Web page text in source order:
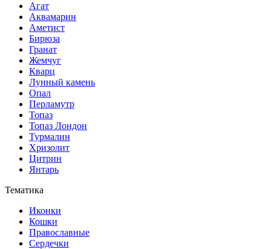
Агат
Аквамарин
Аметист
Бирюза
Гранат
Жемчуг
Кварц
Лунный камень
Опал
Перламутр
Топаз
Топаз Лондон
Турмалин
Хризолит
Цитрин
Янтарь
Тематика
Иконки
Кошки
Православные
Сердечки